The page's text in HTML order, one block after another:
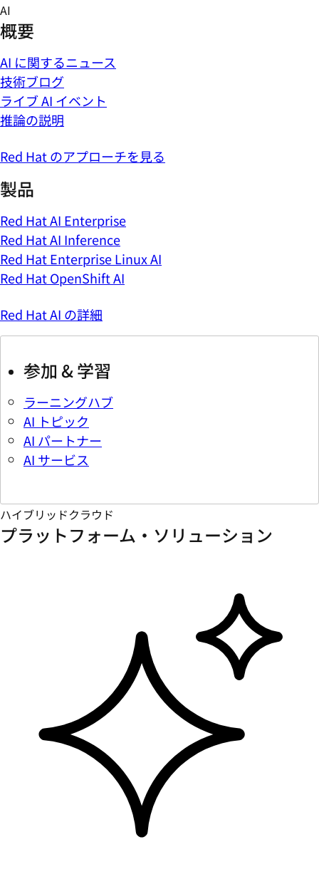
Skip
to
content
AI
概要
AI に関するニュース
技術ブログ
ライブ AI イベント
推論の説明
Red Hat のアプローチを見る
製品
Red Hat AI Enterprise
Red Hat AI Inference
Red Hat Enterprise Linux AI
Red Hat OpenShift AI
Red Hat AI の詳細
参加 & 学習
ラーニングハブ
AI トピック
AI パートナー
AI サービス
ハイブリッドクラウド
プラットフォーム・ソリューション